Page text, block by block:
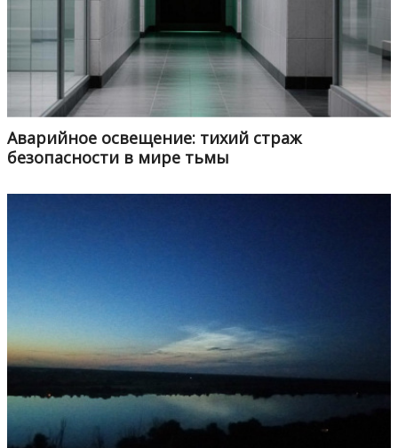
Аварийное освещение: тихий страж
безопасности в мире тьмы